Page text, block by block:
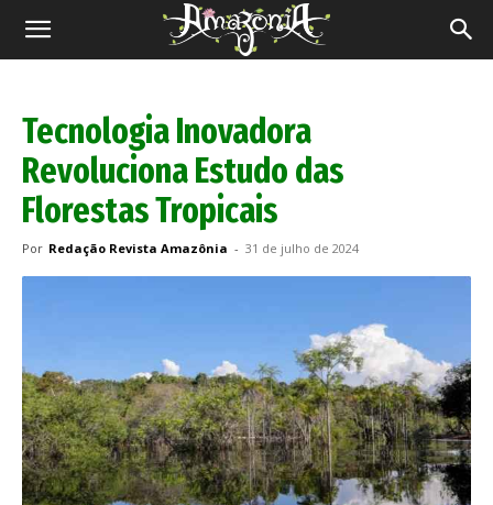
Revista
Tecnologia Inovadora
Revoluciona Estudo das
Florestas Tropicais
Por Redação Revista Amazônia - 31 de julho de 2024